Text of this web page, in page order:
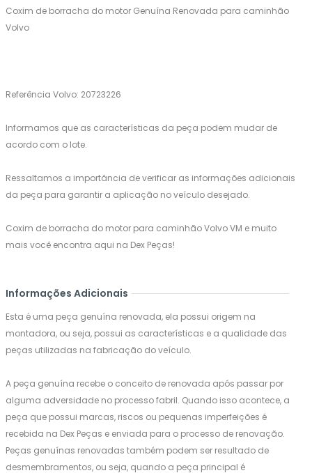
Coxim de borracha do motor Genuína Renovada para caminhão
Volvo
Referência Volvo: 20723226
Informamos que as características da peça podem mudar de
acordo com o lote.
Ressaltamos a importância de verificar as informações adicionais
da peça para garantir a aplicação no veículo desejado.
Coxim de borracha do motor para caminhão Volvo VM e muito
mais você encontra aqui na Dex Peças!
Informações Adicionais
Esta é uma peça genuína renovada, ela possui origem na
montadora, ou seja, possui as características e a qualidade das
peças utilizadas na fabricação do veículo.
A peça genuína recebe o conceito de renovada após passar por
alguma adversidade no processo fabril. Quando isso acontece, a
peça que possui marcas, riscos ou pequenas imperfeições é
recebida na Dex Peças e enviada para o processo de renovação.
Peças genuínas renovadas também podem ser resultado de
desmembramentos, ou seja, quando a peça principal é